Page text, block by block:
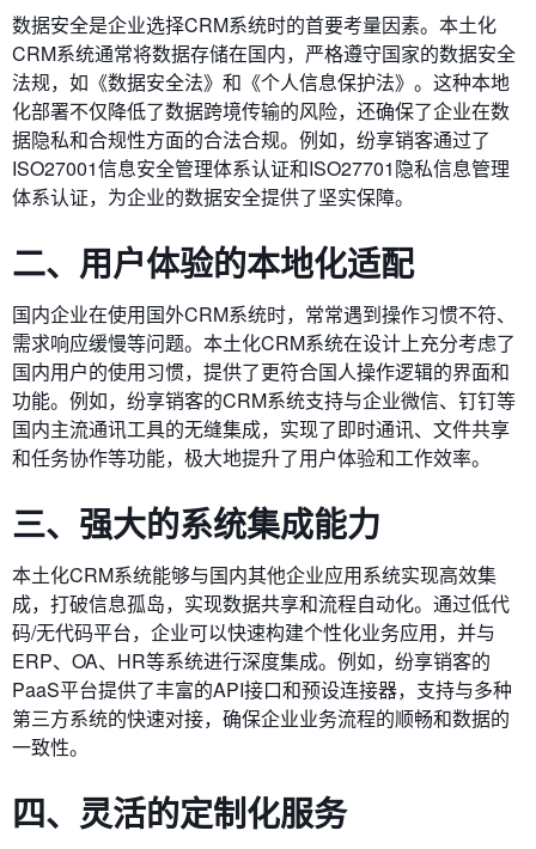
数据安全是企业选择CRM系统时的首要考量因素。本土化
CRM系统通常将数据存储在国内，严格遵守国家的数据安全
法规，如《数据安全法》和《个人信息保护法》。这种本地
化部署不仅降低了数据跨境传输的风险，还确保了企业在数
据隐私和合规性方面的合法合规。例如，纷享销客通过了
ISO27001信息安全管理体系认证和ISO27701隐私信息管理
体系认证，为企业的数据安全提供了坚实保障。
二、用户体验的本地化适配
国内企业在使用国外CRM系统时，常常遇到操作习惯不符、
需求响应缓慢等问题。本土化CRM系统在设计上充分考虑了
国内用户的使用习惯，提供了更符合国人操作逻辑的界面和
功能。例如，纷享销客的CRM系统支持与企业微信、钉钉等
国内主流通讯工具的无缝集成，实现了即时通讯、文件共享
和任务协作等功能，极大地提升了用户体验和工作效率。
三、强大的系统集成能力
本土化CRM系统能够与国内其他企业应用系统实现高效集
成，打破信息孤岛，实现数据共享和流程自动化。通过低代
码/无代码平台，企业可以快速构建个性化业务应用，并与
ERP、OA、HR等系统进行深度集成。例如，纷享销客的
PaaS平台提供了丰富的API接口和预设连接器，支持与多种
第三方系统的快速对接，确保企业业务流程的顺畅和数据的
一致性。
四、灵活的定制化服务